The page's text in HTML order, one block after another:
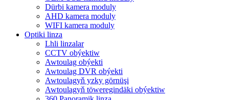
Dürbi kamera moduly
AHD kamera moduly
WIFI kamera moduly
Optiki linza
Lhli linzalar
CCTV obýektiw
Awtoulag obýekti
Awtoulag DVR obýekti
Awtoulagyň yzky görnüşi
Awtoulagyň töweregindäki obýektiw